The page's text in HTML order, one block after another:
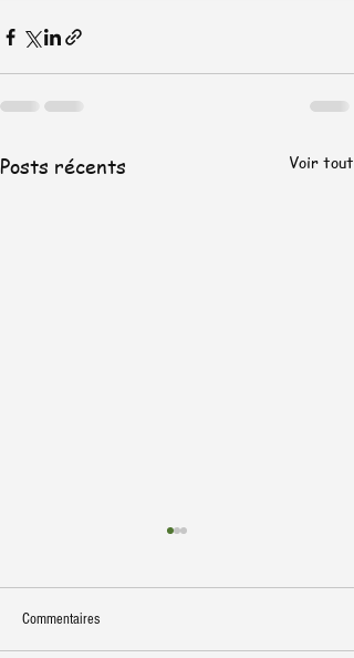
Posts récents Voir tout
Commentaires